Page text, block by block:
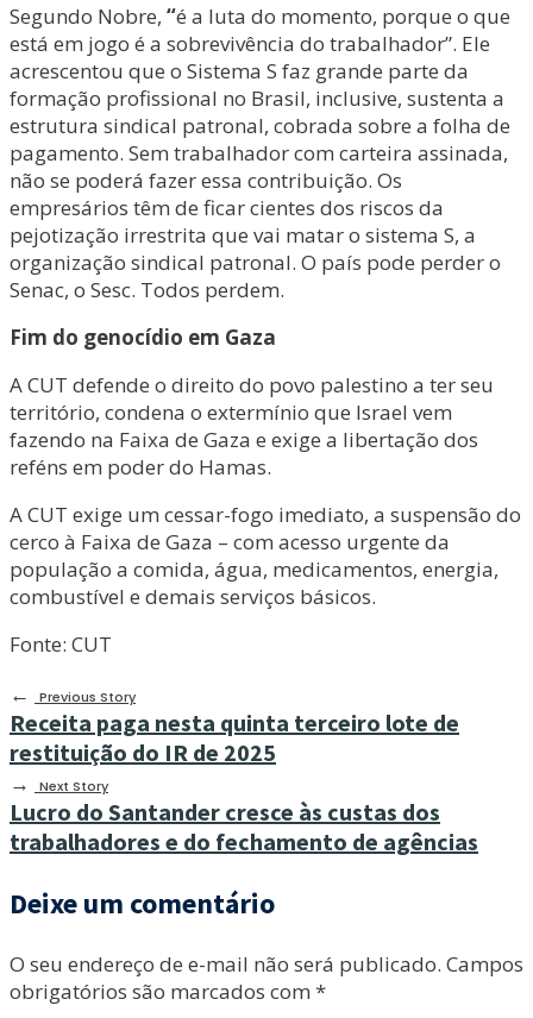
Segundo Nobre, “é a luta do momento, porque o que
está em jogo é a sobrevivência do trabalhador”. Ele
acrescentou que o Sistema S faz grande parte da
formação profissional no Brasil, inclusive, sustenta a
estrutura sindical patronal, cobrada sobre a folha de
pagamento. Sem trabalhador com carteira assinada,
não se poderá fazer essa contribuição. Os
empresários têm de ficar cientes dos riscos da
pejotização irrestrita que vai matar o sistema S, a
organização sindical patronal. O país pode perder o
Senac, o Sesc. Todos perdem.
Fim do genocídio em Gaza
A CUT defende o direito do povo palestino a ter seu
território, condena o extermínio que Israel vem
fazendo na Faixa de Gaza e exige a libertação dos
reféns em poder do Hamas.
A CUT exige um cessar-fogo imediato, a suspensão do
cerco à Faixa de Gaza – com acesso urgente da
população a comida, água, medicamentos, energia,
combustível e demais serviços básicos.
Fonte: CUT
←
Previous Story
Receita paga nesta quinta terceiro lote de
restituição do IR de 2025
→ Next Story
Lucro do Santander cresce às custas dos
trabalhadores e do fechamento de agências
Deixe um comentário
O seu endereço de e-mail não será publicado. Campos
obrigatórios são marcados com *